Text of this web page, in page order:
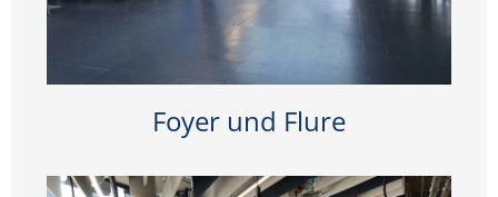
Foyer und Flure